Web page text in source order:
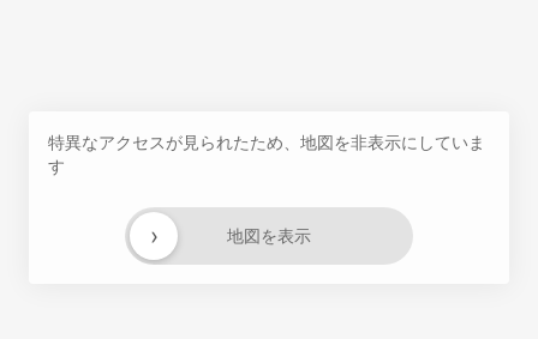
特異なアクセスが見られたため、地図を非表示にしていま
す
地図を表示
›